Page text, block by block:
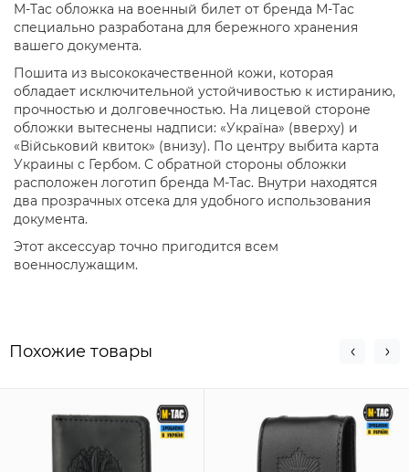
M-Tac обложка на военный билет от бренда М-Тас
специально разработана для бережного хранения
вашего документа.
Пошита из высококачественной кожи, которая
обладает исключительной устойчивостью к истиранию,
прочностью и долговечностью. На лицевой стороне
обложки вытеснены надписи: «Україна» (вверху) и
«Військовий квиток» (внизу). По центру выбита карта
Украины с Гербом. С обратной стороны обложки
расположен логотип бренда М-Тас. Внутри находятся
два прозрачных отсека для удобного использования
документа.
Этот аксессуар точно пригодится всем
военнослужащим.
Похожие товары